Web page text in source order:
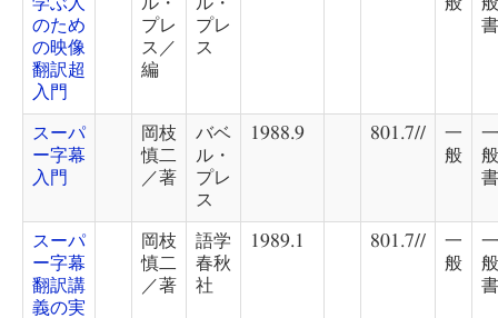
のため
の映像
翻訳超
入門
プレ
ス／
編
プレ
ス
書
スーパ
ー字幕
入門
岡枝
慎二
／著
バベ
ル・
プレ
ス
1988.9 801.7//
一
般
一
般
書
スーパ
ー字幕
翻訳講
義の実
岡枝
慎二
／著
語学
春秋
社
1989.1 801.7//
一
般
一
般
書